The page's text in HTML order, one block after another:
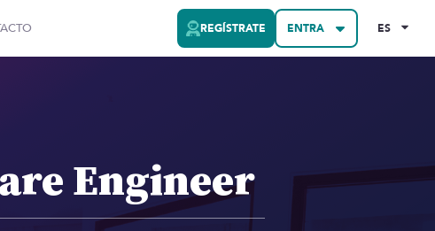
REGÍSTRATE ENTRA ES
Engineer